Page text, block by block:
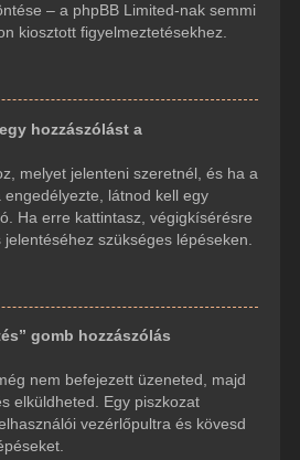
– a phpBB Limited-nak semmi
kiosztott figyelmeztetésekhez.
hozzászólást a
melyet jelenteni szeretnél, és ha a
látnod kell egy
Ha erre kattintasz, végigkísérésre
szükséges lépéseken.
gomb hozzászólás
nem befejezett üzeneted, majd
elküldheted. Egy piszkozat
vezérlőpultra és kövesd